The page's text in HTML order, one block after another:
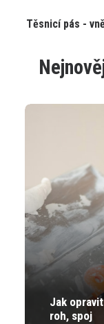
VYBRAT
Tento
produkt
variant.
Těsnicí pás -
Jak
roh, spoj